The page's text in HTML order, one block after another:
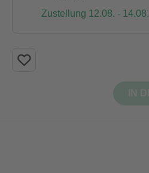
Zustellung 12.08. - 14.08.